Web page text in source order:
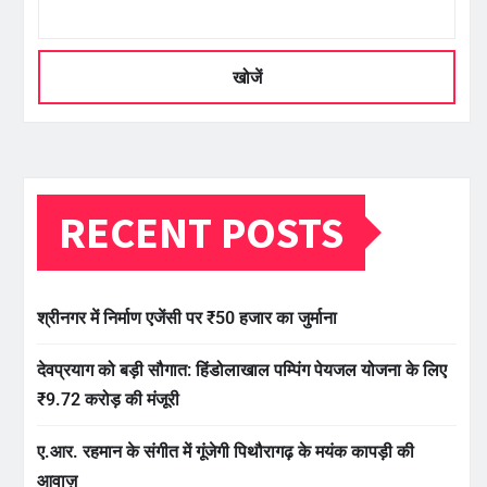
खोजें
RECENT POSTS
श्रीनगर में निर्माण एजेंसी पर ₹50 हजार का जुर्माना
देवप्रयाग को बड़ी सौगात: हिंडोलाखाल पम्पिंग पेयजल योजना के लिए
₹9.72 करोड़ की मंजूरी
ए.आर. रहमान के संगीत में गूंजेगी पिथौरागढ़ के मयंक कापड़ी की
आवाज़